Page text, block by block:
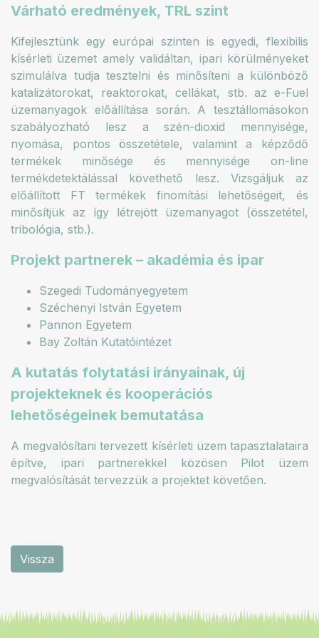
Várható eredmények, TRL szint
Kifejlesztünk egy európai szinten is egyedi, flexibilis
kísérleti üzemet amely validáltan, ipari körülményeket
szimulálva tudja tesztelni és minősíteni a különböző
katalizátorokat, reaktorokat, cellákat, stb. az e-Fuel
üzemanyagok előállítása során. A tesztállomásokon
szabályozható lesz a szén-dioxid mennyisége,
nyomása, pontos összetétele, valamint a képződő
termékek minősége és mennyisége on-line
termékdetektálással követhető lesz. Vizsgáljuk az
előállított FT termékek finomítási lehetőségeit, és
minősítjük az így létrejött üzemanyagot (összetétel,
tribológia, stb.).
Projekt partnerek – akadémia és ipar
Szegedi Tudományegyetem
Széchenyi István Egyetem
Pannon Egyetem
Bay Zoltán Kutatóintézet
A kutatás folytatási irányainak, új
projekteknek és kooperációs
lehetőségeinek bemutatása
A megvalósítani tervezett kísérleti üzem tapasztalataira
építve, ipari partnerekkel közösen Pilot üzem
megvalósítását tervezzük a projektet követően.
Vissza